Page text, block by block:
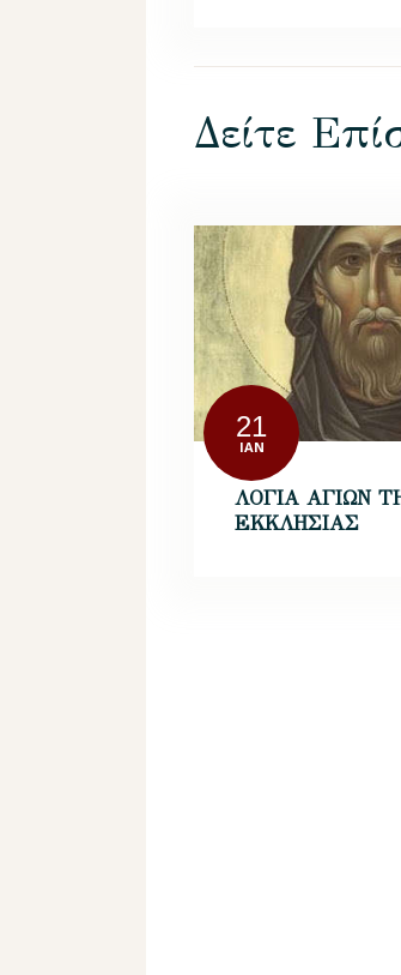
Δείτε
21
ΙΑΝ
ΛΟΓΙΑ ΑΓΙΩΝ
ΕΚΚΛΗΣΙΑΣ